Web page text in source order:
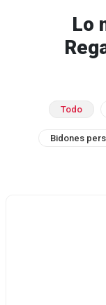
Lo
Todo
Bidones